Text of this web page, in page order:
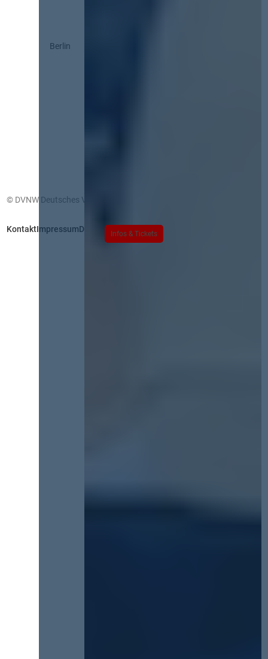
Infos & Tickets
Berlin
© DVNW Deutsches Vergabenetzwerk GmbH
KontaktImpressumDatenschutz